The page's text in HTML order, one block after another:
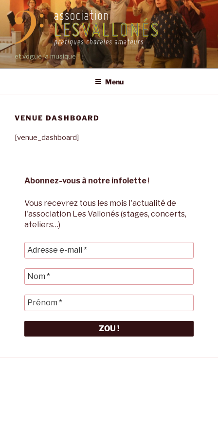
au
contenu
principal
et vogue la musique !
Menu
VENUE DASHBOARD
[venue_dashboard]
Abonnez-vous à notre infolette!
Vous recevrez tous les mois l'actualité de
l'association Les Vallonés (stages, concerts,
ateliers…)